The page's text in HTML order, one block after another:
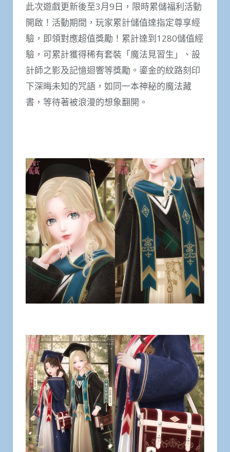
此次遊戲更新後至3月9日，限時累儲福利活動
開啟！活動期間，玩家累計儲值達指定尊享經
驗，即領對應超值獎勵！累計達到1280儲值經
驗，可累計獲得稀有套裝「魔法見習生」、設
計師之影及記憶迴響等獎勵。鎏金的紋路刻印
下深晦未知的咒語，如同一本神秘的魔法藏
書，等待著被浪漫的想象翻開。